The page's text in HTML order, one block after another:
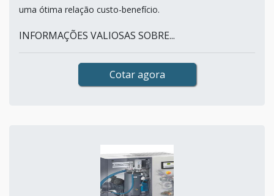
uma ótima relação custo-benefício.
INFORMAÇÕES VALIOSAS SOBRE...
Cotar agora